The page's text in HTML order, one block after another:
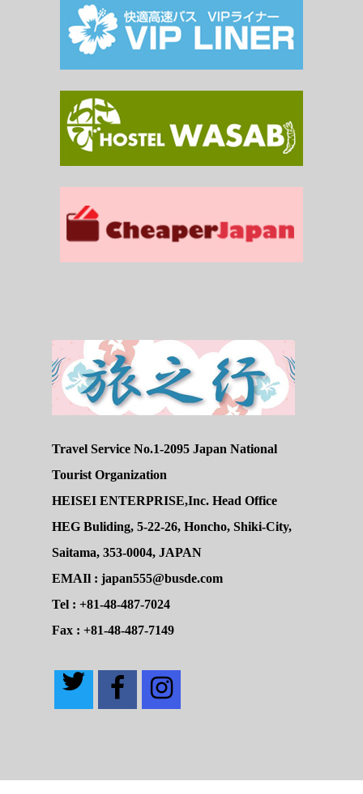
Travel Service No.1-2095 Japan National
Tourist Organization
HEISEI ENTERPRISE,Inc. Head Office
HEG Buliding, 5-22-26, Honcho, Shiki-City,
Saitama, 353-0004, JAPAN
EMAIl : japan555@busde.com
Tel : +81-48-487-7024
Fax : +81-48-487-7149